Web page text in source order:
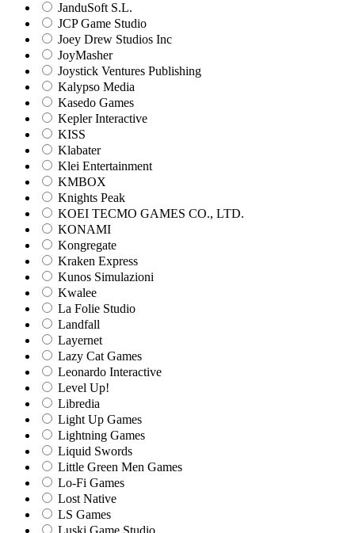
JanduSoft S.L.
JCP Game Studio
Joey Drew Studios Inc
JoyMasher
Joystick Ventures Publishing
Kalypso Media
Kasedo Games
Kepler Interactive
KISS
Klabater
Klei Entertainment
KMBOX
Knights Peak
KOEI TECMO GAMES CO., LTD.
KONAMI
Kongregate
Kraken Express
Kunos Simulazioni
Kwalee
La Folie Studio
Landfall
Layernet
Lazy Cat Games
Leonardo Interactive
Level Up!
Libredia
Light Up Games
Lightning Games
Liquid Swords
Little Green Men Games
Lo-Fi Games
Lost Native
LS Games